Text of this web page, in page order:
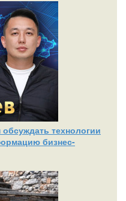
технологии
бизнес-